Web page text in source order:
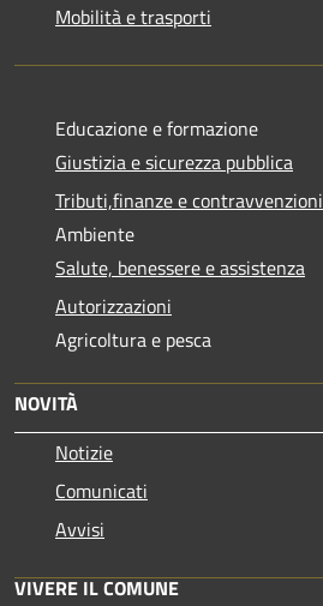
Mobilità e trasporti
Educazione e formazione
Giustizia e sicurezza pubblica
Tributi,finanze e contravvenzioni
Ambiente
Salute, benessere e assistenza
Autorizzazioni
Agricoltura e pesca
NOVITÀ
Notizie
Comunicati
Avvisi
VIVERE IL COMUNE